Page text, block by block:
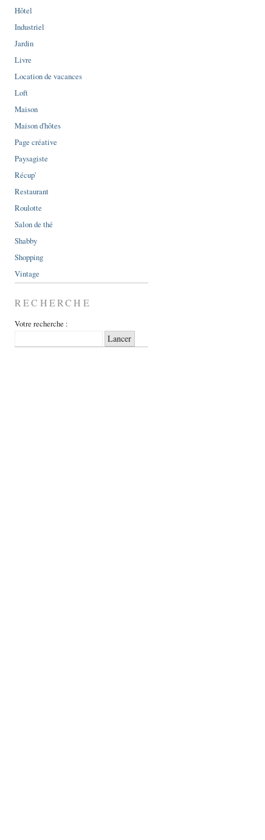
Hôtel
Industriel
Jardin
Livre
Location de vacances
Loft
Maison
Maison d'hôtes
Page créative
Paysagiste
Récup'
Restaurant
Roulotte
Salon de thé
Shabby
Shopping
Vintage
RECHERCHE
Votre recherche :